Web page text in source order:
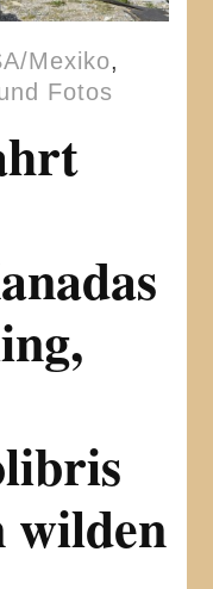
Mexiko,
Fotos
wilden